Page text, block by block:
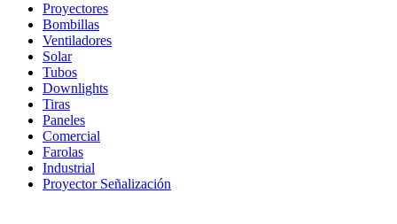
Proyectores
Bombillas
Ventiladores
Solar
Tubos
Downlights
Tiras
Paneles
Comercial
Farolas
Industrial
Proyector Señalización